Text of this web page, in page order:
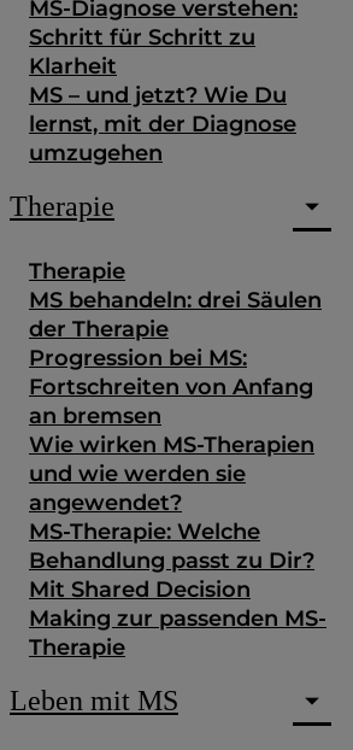
MS-Diagnose verstehen:
Schritt für Schritt zu
Klarheit
MS – und jetzt? Wie Du
lernst, mit der Diagnose
umzugehen
Therapie
Therapie
MS behandeln: drei Säulen
der Therapie
Progression bei MS:
Fortschreiten von Anfang
an bremsen
Wie wirken MS-Therapien
und wie werden sie
angewendet?
MS-Therapie: Welche
Behandlung passt zu Dir?
Mit Shared Decision
Making zur passenden MS-
Therapie
Leben mit MS